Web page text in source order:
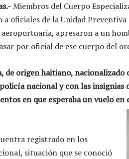
Miembros del Cuerpo
oficiales de la Unidad
apresaron a un
por oficial de ese cuerpo del
de origen haitiano, nacionalizado
nacional y con las insignias
en que esperaba un vuelo
registrado en los
situación que se conoció